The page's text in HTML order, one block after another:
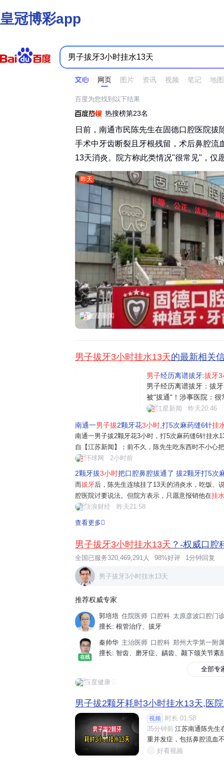
皇冠博彩app
网页 图片 资讯 视频 笔记 地图
时间不限 所有网页和文件 站点内检索
百度为您找到以下结果
热搜榜第23名
日前，南通市民陈先生在固德口腔医院
手术中牙齿断裂且牙根残留，术后鼻腔流
13天消炎。院方称此类情况"很常见"，仅
昨天
红星新闻
男子拔牙3小时挂水13天的最新相关
男子经历离谱拔牙:拔牙3
男子经历离谱拔牙：拔
被"拔通"！涉事医院：
陈先生却因此落下了心
话，之后，医院隔三差
久，陈先
红星新闻 昨天20:46
南通一男子拔2颗牙花3小时 ,打5次麻药缝6针挂
南通一男子拔2颗牙花3小时，打5次麻药缝6针挂水
自【江苏新闻】；前不久，陈先生吃东西时不小心
方建议他拔掉2颗牙，然后种牙。陈先生表示自己
而，整个拔牙持续近3个小时，麻药打...
环球网 2小时前
2颗牙拔3小时把口腔鼻腔拔通了 拔2颗牙打5次
而拔牙后，陈先生连续挂了13天的消炎水，吃饭、
腔医院讨要说法。但院方表示，只愿意报销他在挂水
的"拔牙后鼻腔血流不止，上颌窦被拔通"的情况，
新浪财经 昨天21:58
查看更多
男子拔牙3小时挂水13天 ？-权威口腔
全国已服务320,469,291人 98%好评 1分钟回复
男子拔牙3小时挂水13天
推荐权威专家
郭培培 住院医师 口腔科 太原彦波口腔门
擅长: 根管治疗、拔牙
在线
秦帅华 主治医师 口腔科 郑州大学第一附
全部专
百度健康
男子拔2颗牙耗时3小时挂水13天,医

视频
时长 01:58
35分钟前 江苏南通陈先生
重并发症，包括鼻腔流血
好看视频